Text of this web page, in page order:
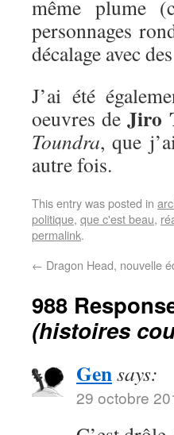
même plume
personnages
décalage avec
J’ai été
oeuvres deJiro
Toundra, que
autre fois.
This entry was posted in
politique, que c'est beau,
permalink.
← Dragon Head, nouvelle
988
(histoires
Gensays:
29 octobre